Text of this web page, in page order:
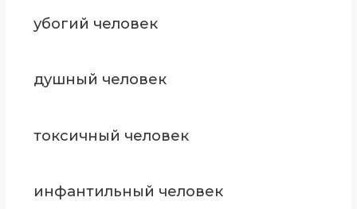
убогий человек
душный человек
токсичный человек
инфантильный человек